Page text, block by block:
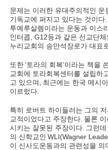
문제는 이러한 유대주의적인
기독교에 퍼지고 있다는 것이다
투예루살렘이라는 운동과 이스
인터콥 , G12등과 같은 선교단
누리교회의 송만석장로가 대표
또한‘토라의 회복’이라는 책을
교회에 토라회복센터를 설립하
고 있으며
최근에는 한국 메시
이르렀다
특히 로버트 하이들러는 그의 저
교적이었다고 주장한다 물론
시키는 잘못된 주장이다 그런데
의 신학교인 WLI(Wagner
이 신사도운동과의 관련성을 의